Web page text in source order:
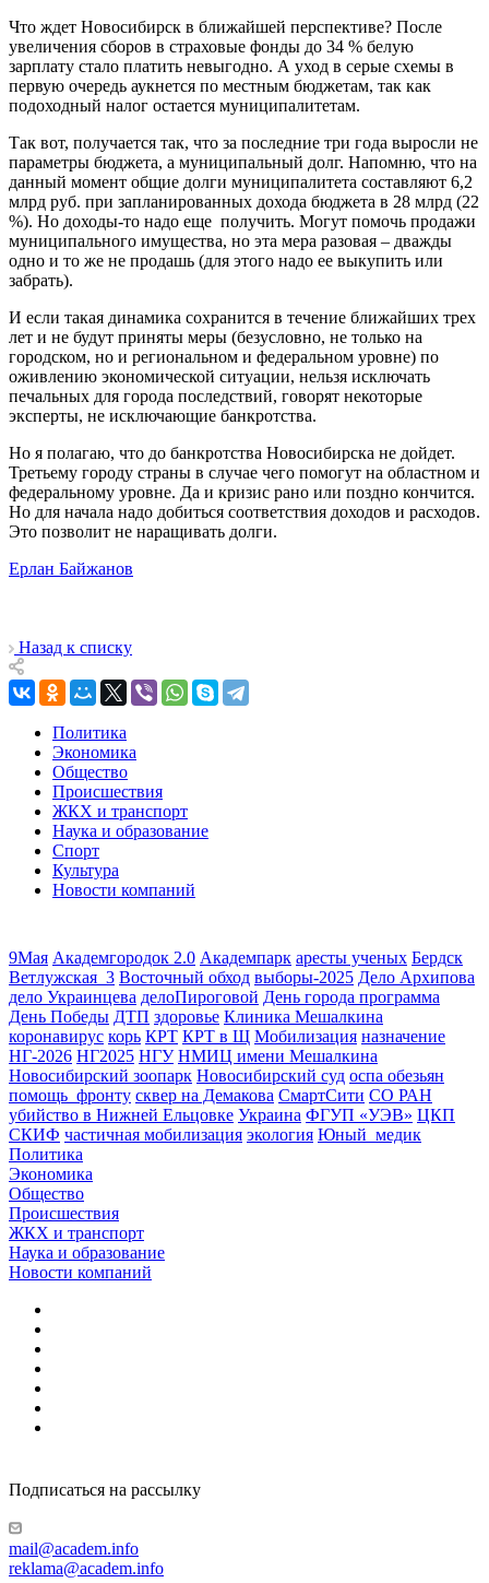
Что ждет Новосибирск в ближайшей перспективе? После
увеличения сборов в страховые фонды до 34 % белую
зарплату стало платить невыгодно. А уход в серые схемы в
первую очередь аукнется по местным бюджетам, так как
подоходный налог остается муниципалитетам.
Так вот, получается так, что за последние три года выросли не
параметры бюджета, а муниципальный долг. Напомню, что на
данный момент общие долги муниципалитета составляют 6,2
млрд руб. при запланированных дохода бюджета в 28 млрд (22
%). Но доходы-то надо еще получить. Могут помочь продажи
муниципального имущества, но эта мера разовая – дважды
одно и то же не продашь (для этого надо ее выкупить или
забрать).
И если такая динамика сохранится в течение ближайших трех
лет и не будут приняты меры (безусловно, не только на
городском, но и региональном и федеральном уровне) по
оживлению экономической ситуации, нельзя исключать
печальных для города последствий, говорят некоторые
эксперты, не исключающие банкротства.
Но я полагаю, что до банкротства Новосибирска не дойдет.
Третьему городу страны в случае чего помогут на областном и
федеральному уровне. Да и кризис рано или поздно кончится.
Но для начала надо добиться соответствия доходов и расходов.
Это позволит не наращивать долги.
Ерлан Байжанов
Назад к списку
Политика
Экономика
Общество
Происшествия
ЖКХ и транспорт
Наука и образование
Спорт
Культура
Новости компаний
9Мая Академгородок 2.0 Академпарк аресты ученых Бердск
Ветлужская_3 Восточный обход выборы-2025 Дело Архипова
дело Украинцева делоПироговой День города программа
День Победы ДТП здоровье Клиника Мешалкина
коронавирус корь КРТ КРТ в Щ Мобилизация назначение
НГ-2026 НГ2025 НГУ НМИЦ имени Мешалкина
Новосибирский зоопарк Новосибирский суд оспа обезьян
помощь_фронту сквер на Демакова СмартСити СО РАН
убийство в Нижней Ельцовке Украина ФГУП «УЭВ» ЦКП
СКИФ частичная мобилизация экология Юный_медик
Политика
Экономика
Общество
Происшествия
ЖКХ и транспорт
Наука и образование
Новости компаний
Подписаться на рассылку
mail@academ.info
reklama@academ.info